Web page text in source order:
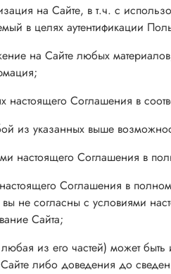
на Сайте, в т.ч. с
в целях аутентификации
на Сайте любых
настоящего Соглашения в
из указанных выше
настоящего Соглашения в
Соглашения в
не согласны с условиями
Сайта;
из его частей) может
либо доведения до